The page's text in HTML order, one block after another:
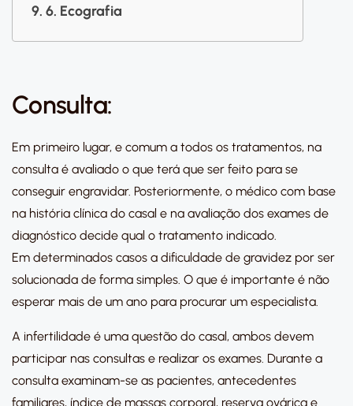
6. Ecografia
Consulta:
Em primeiro lugar, e comum a todos os tratamentos, na
consulta é avaliado o que terá que ser feito para se
conseguir engravidar. Posteriormente, o médico com base
na história clínica do casal e na avaliação dos exames de
diagnóstico decide qual o tratamento indicado.
Em determinados casos a dificuldade de gravidez por ser
solucionada de forma simples. O que é importante é não
esperar mais de um ano para procurar um especialista.
A infertilidade é uma questão do casal, ambos devem
participar nas consultas e realizar os exames. Durante a
consulta examinam-se as pacientes, antecedentes
familiares, índice de massas corporal, reserva ovárica e